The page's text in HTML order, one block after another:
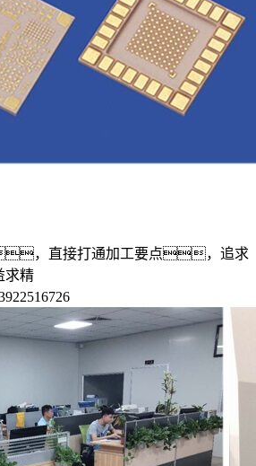
，直接打通加工要点，追求
精